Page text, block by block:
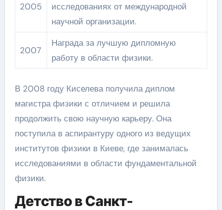
2005
исследованиях от международной
научной организации.
2007
Награда за лучшую дипломную
работу в области физики.
В 2008 году Киселева получила диплом
магистра физики с отличием и решила
продолжить свою научную карьеру. Она
поступила в аспирантуру одного из ведущих
институтов физики в Киеве, где занималась
исследованиями в области фундаментальной
физики.
Детство в Санкт-